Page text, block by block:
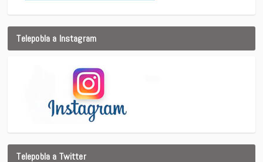
Telepobla a Instagram
Telepobla a Twitter